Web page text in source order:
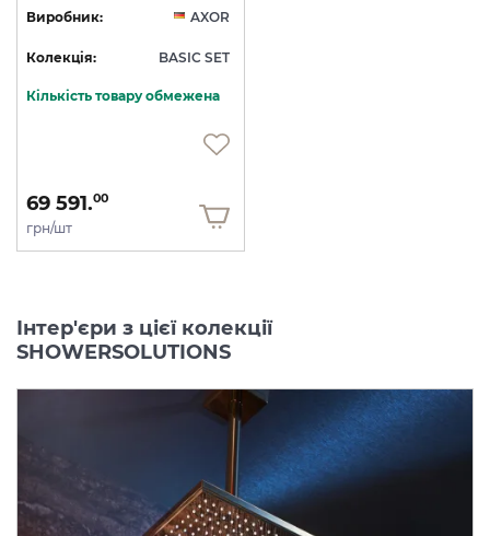
Виробник: AXOR
Колекція: BASIC SET
Кількість товару обмежена
69 591.00
грн/шт
Інтер'єри з цієї колекції
SHOWERSOLUTIONS